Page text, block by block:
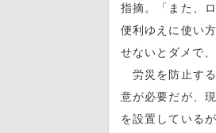
指摘。「また、
便利ゆえに使い
せないとダメで
労災を防止する
意が必要だが、
を設置している